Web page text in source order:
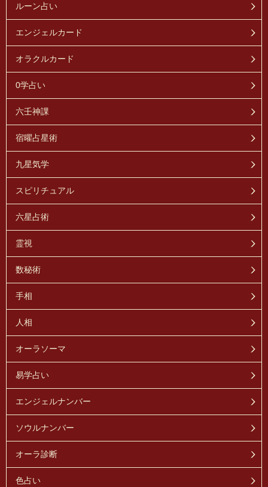
ルーン占い
エンジェルカード
オラクルカード
0学占い
六壬神課
宿曜占星術
九星気学
スピリチュアル
六星占術
霊視
数秘術
手相
人相
オーラソーマ
易学占い
エンジェルナンバー
ソウルナンバー
オーラ診断
色占い